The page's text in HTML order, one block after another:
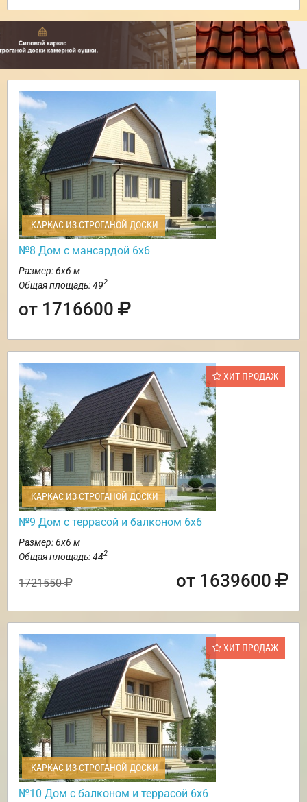
КАРКАС ИЗ СТРОГАНОЙ ДОСКИ
№8 Дом с мансардой 6х6
Размер: 6х6 м
Общая площадь: 492
от 1716600
ХИТ ПРОДАЖ
КАРКАС ИЗ СТРОГАНОЙ ДОСКИ
№9 Дом с террасой и балконом 6х6
Размер: 6х6 м
Общая площадь: 442
1721550 от 1639600
ХИТ ПРОДАЖ
КАРКАС ИЗ СТРОГАНОЙ ДОСКИ
№10 Дом с балконом и террасой 6х6